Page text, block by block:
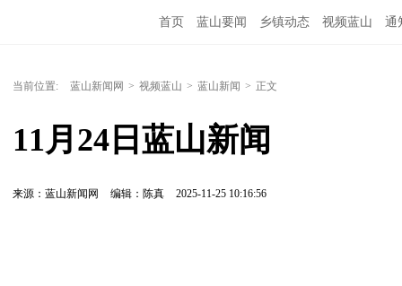
首页 蓝山要闻 乡镇动态 视频蓝山 通
当前位置: 蓝山新闻网 > 视频蓝山 > 蓝山新闻 > 正文
11月24日蓝山新闻
来源：蓝山新闻网 编辑：陈真 2025-11-25 10:16:56